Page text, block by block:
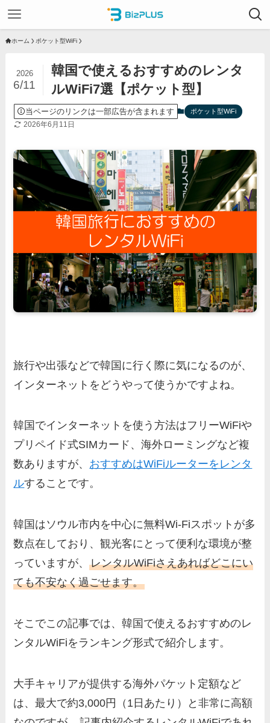
ホーム ポケット型WiFi
韓国で使えるおすすめのレンタ
ルWiFi7選【ポケット型】
2026
6/11
当ページのリンクは一部広告が含まれます ポケット型WiFi
2026年6月11日
旅行や出張などで韓国に行く際に気になるのが、
インターネットをどうやって使うかですよね。
韓国でインターネットを使う方法はフリーWiFiや
プリペイド式SIMカード、海外ローミングなど複
数ありますが、 おすすめはWiFiルーターをレンタ
ルすることです。
韓国はソウル市内を中心に無料Wi-Fiスポットが多
数点在しており、観光客にとって便利な環境が整
っていますが、レンタルWiFiさえあればどこにい
ても不安なく過ごせます。
そこでこの記事では、韓国で使えるおすすめのレ
ンタルWiFiをランキング形式で紹介します。
大手キャリアが提供する海外パケット定額など
は、最大で約3,000円（1日あたり）と非常に高額